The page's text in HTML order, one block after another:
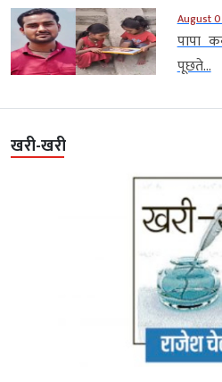
August
पापा
पूछते...
खरी-खरी